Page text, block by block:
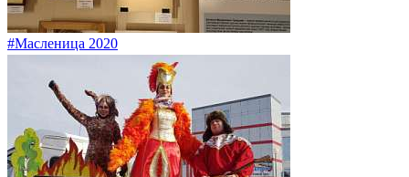
#Масленица 2020